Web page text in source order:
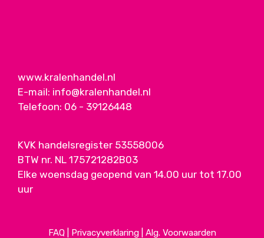
www.kralenhandel.nl
E-mail: info@kralenhandel.nl
Telefoon: 06 - 39126448
KVK handelsregister 53558006
BTW nr. NL 175721282B03
Elke woensdag geopend van 14.00 uur tot 17.00
uur
FAQ| Privacyverklaring| Alg. Voorwaarden